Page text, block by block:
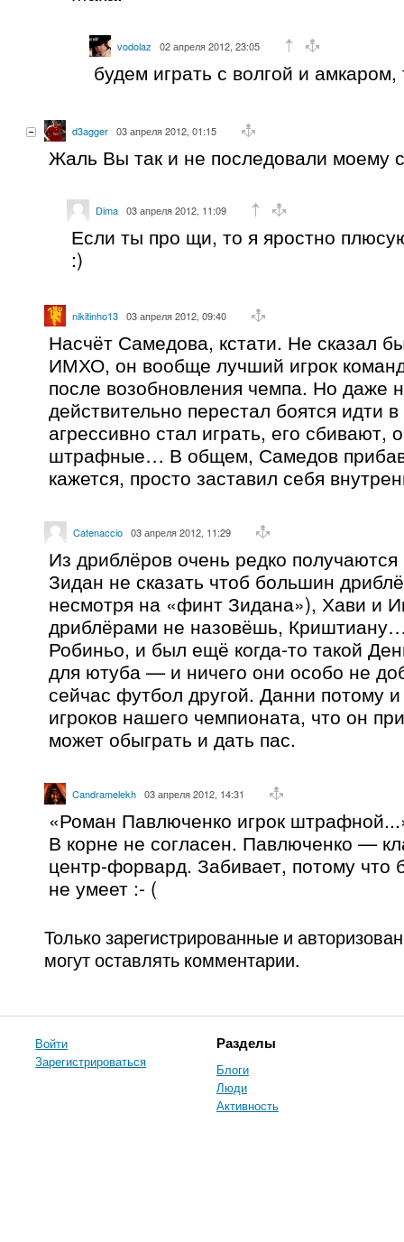
vodolaz 02 апреля 2012, 23:05
будем играть с волгой и
d3agger 03 апреля 2012, 01:15
Жаль Вы так и не последовали моему
Dima 03 апреля 2012, 11:09
Если ты про щи, то я яростно
:)
nikitinho13 03 апреля 2012, 09:40
Насчёт Самедова, кстати. Не сказал
ИМХО, он вообще лучший игрок
после возобновления чемпа. Но даже
действительно перестал боятся идти
агрессивно стал играть, его сбивают,
штрафные… В общем, Самедов
кажется, просто заставил себя
Catenaccio 03 апреля 2012, 11:29
Из дриблёров очень редко
Зидан не сказать чтоб большин
несмотря на «финт Зидана»), Хави и
дриблёрами не назовёшь,
Робиньо, и был ещё когда-то такой
для ютуба — и ничего они особо не
сейчас футбол другой. Данни потому
игроков нашего чемпионата, что он
может обыграть и дать пас.
Candramelekh 03 апреля 2012, 14:31
«Роман Павлюченко игрок
В корне не согласен. Павлюченко —
центр-форвард. Забивает, потому что
не умеет :- (
Только зарегистрированные и
могут оставлять комментарии.
Войти
Зарегистрироваться
Разделы
Блоги
Люди
Активность